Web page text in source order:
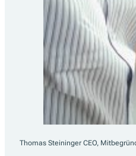
Thomas Steininger CEO,